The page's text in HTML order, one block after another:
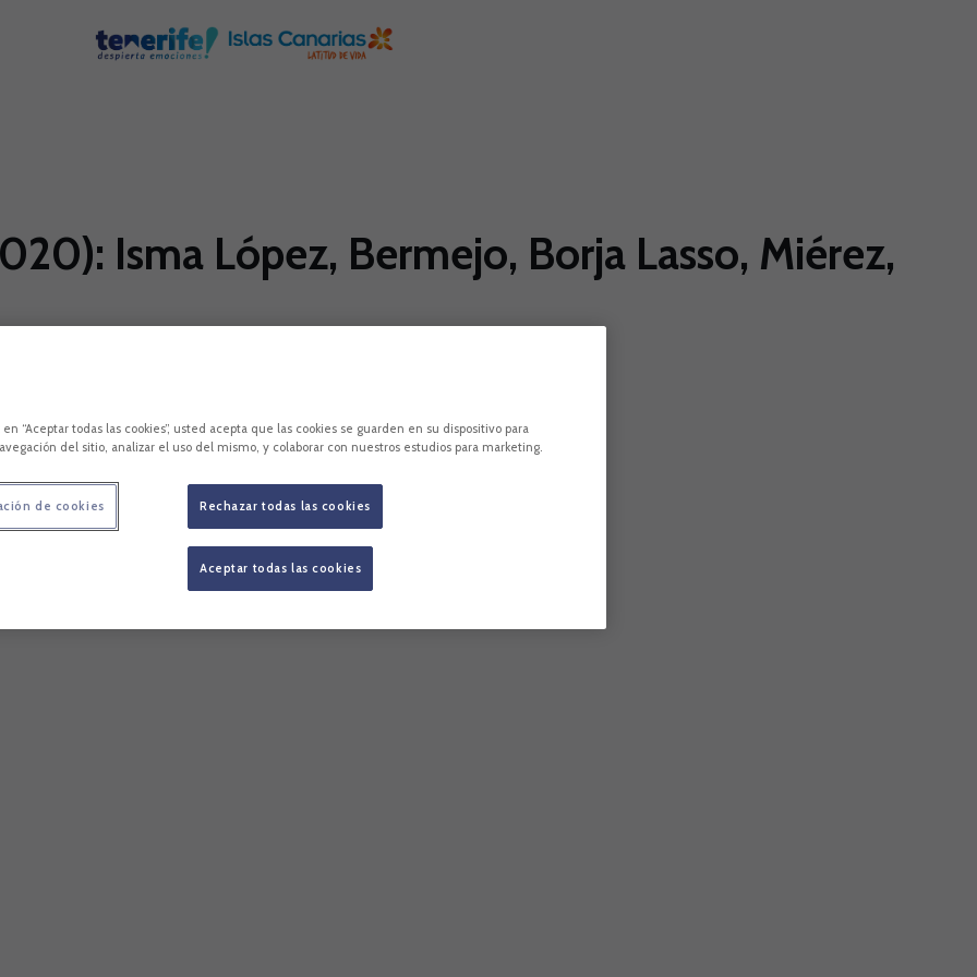
Isma López, Bermejo, Borja Lasso, Miérez,
“Aceptar todas las cookies”, usted acepta que las cookies se guarden en su dispositivo para
del sitio, analizar el uso del mismo, y colaborar con nuestros estudios para marketing.
Rechazar todas las cookies
Aceptar todas las cookies
de cookies